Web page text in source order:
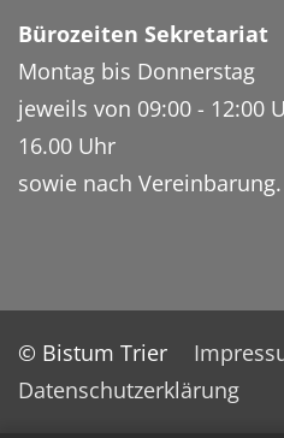
Bürozeiten Sekretariat
Montag bis Donnerstag
jeweils von 09:00 - 12:00
16.00 Uhr
sowie nach Vereinbarung.
© Bistum Trier
Datenschutzerklärung